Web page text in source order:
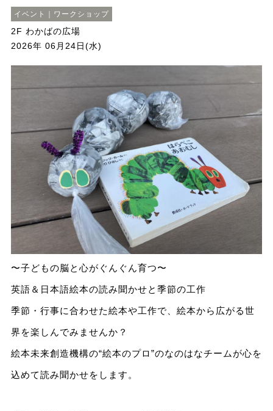
イベント｜ワークショップ
2F わかばの広場
2026年 06月24日(水)
〜子どもの脳と心がぐんぐん育つ〜
英語＆日本語絵本の読み聞かせと季節の工作
季節・行事に合わせた絵本や工作で、絵本から広がる世
界を楽しんでみませんか？
絵本未来創造機構の“絵本のプロ”のなのはなチームが心を
込めて読み聞かせをします。